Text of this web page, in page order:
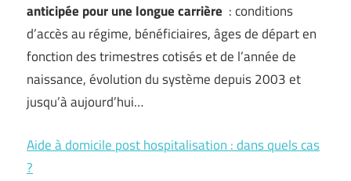
anticipée pour une longue carrière : conditions
d’accès au régime, bénéficiaires, âges de départ en
fonction des trimestres cotisés et de l’année de
naissance, évolution du système depuis 2003 et
jusqu’à aujourd’hui…
Aide à domicile post hospitalisation : dans quels cas
?